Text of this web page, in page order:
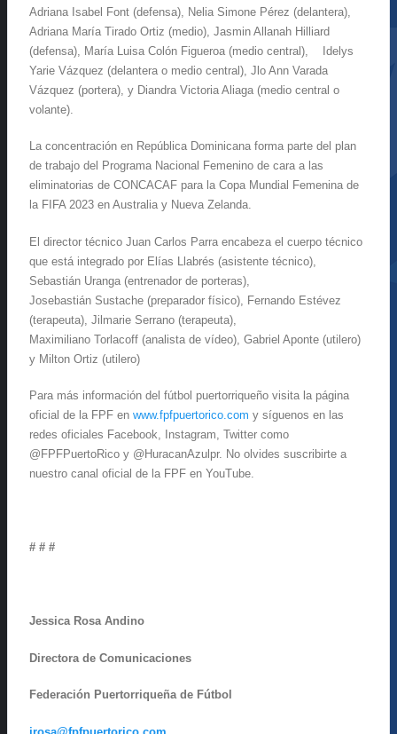
Adriana Isabel Font (defensa), Nelia Simone Pérez (delantera),
Adriana María Tirado Ortiz (medio), Jasmin Allanah Hilliard
(defensa), María Luisa Colón Figueroa (medio central), Idelys
Yarie Vázquez (delantera o medio central), Jlo Ann Varada
Vázquez (portera), y Diandra Victoria Aliaga (medio central o
volante).
La concentración en República Dominicana forma parte del plan
de trabajo del Programa Nacional Femenino de cara a las
eliminatorias de CONCACAF para la Copa Mundial Femenina de
la FIFA 2023 en Australia y Nueva Zelanda.
El director técnico Juan Carlos Parra encabeza el cuerpo técnico
que está integrado por Elías Llabrés (asistente técnico),
Sebastián Uranga (entrenador de porteras),
Josebastián Sustache (preparador físico), Fernando Estévez
(terapeuta), Jilmarie Serrano (terapeuta),
Maximiliano Torlacoff (analista de vídeo), Gabriel Aponte (utilero)
y Milton Ortiz (utilero)
Para más información del fútbol puertorriqueño visita la página
oficial de la FPF en www.fpfpuertorico.com y síguenos en las
redes oficiales Facebook, Instagram, Twitter como
@FPFPuertoRico y @HuracanAzulpr. No olvides suscribirte a
nuestro canal oficial de la FPF en YouTube.
# # #
Jessica Rosa Andino
Directora de Comunicaciones
Federación Puertorriqueña de Fútbol